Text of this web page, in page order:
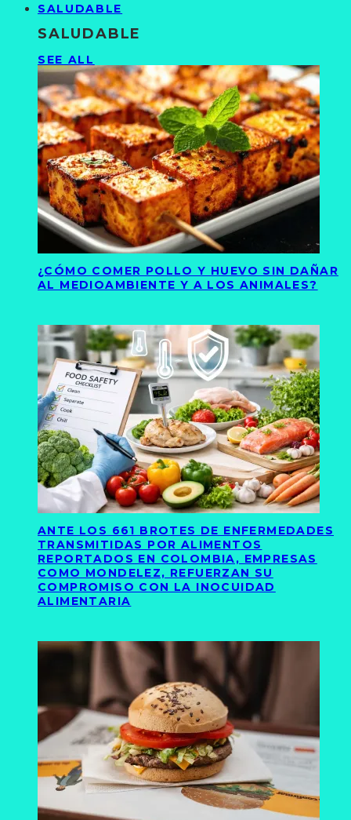
SALUDABLE
SALUDABLE
SEE ALL
¿CÓMO COMER POLLO Y HUEVO SIN DAÑAR
AL MEDIOAMBIENTE Y A LOS ANIMALES?
ANTE LOS 661 BROTES DE ENFERMEDADES
TRANSMITIDAS POR ALIMENTOS
REPORTADOS EN COLOMBIA, EMPRESAS
COMO MONDELEZ, REFUERZAN SU
COMPROMISO CON LA INOCUIDAD
ALIMENTARIA